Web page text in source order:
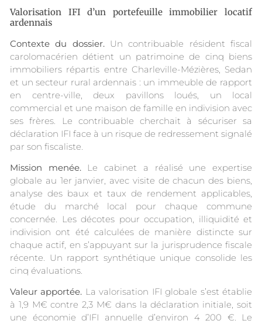
Valorisation IFI d’un portefeuille immobilier locatif
ardennais
Contexte du dossier. Un contribuable résident fiscal
carolomacérien détient un patrimoine de cinq biens
immobiliers répartis entre Charleville-Mézières, Sedan
et un secteur rural ardennais : un immeuble de rapport
en centre-ville, deux pavillons loués, un local
commercial et une maison de famille en indivision avec
ses frères. Le contribuable cherchait à sécuriser sa
déclaration IFI face à un risque de redressement signalé
par son fiscaliste.
Mission menée.Le cabinet a réalisé une expertise
globale au 1er janvier, avec visite de chacun des biens,
analyse des baux et taux de rendement applicables,
étude du marché local pour chaque commune
concernée. Les décotes pour occupation, illiquidité et
indivision ont été calculées de manière distincte sur
chaque actif, en s’appuyant sur la jurisprudence fiscale
récente. Un rapport synthétique unique consolide les
cinq évaluations.
Valeur apportée. La valorisation IFI globale s’est établie
à 1,9 M€ contre 2,3 M€ dans la déclaration initiale, soit
une économie d’IFI annuelle d’environ 4 200 €. Le